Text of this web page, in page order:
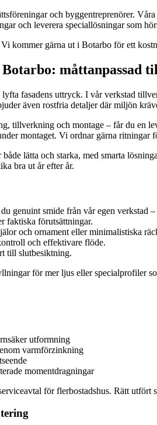
och byggentreprenörer.
och leverera speciallösningar som
kommer gärna ut i Botarbo för ett
måttanpassad
fasadens uttryck. I vår verkstad
även rostfria detaljer där miljön
tillverkning och montage – får du en
montaget. Vi ordnar gärna ritningar
lätta och starka, med smarta
bra ut år efter år.
genuint smide från vår egen verkstad
faktiska förutsättningar.
och ornament eller minimalistiska
och effektivare flöde.
till slutbesiktning.
för mer ljus eller specialprofiler
utformning
varmförzinkning
momentdragningar
för flerbostadshus. Rätt